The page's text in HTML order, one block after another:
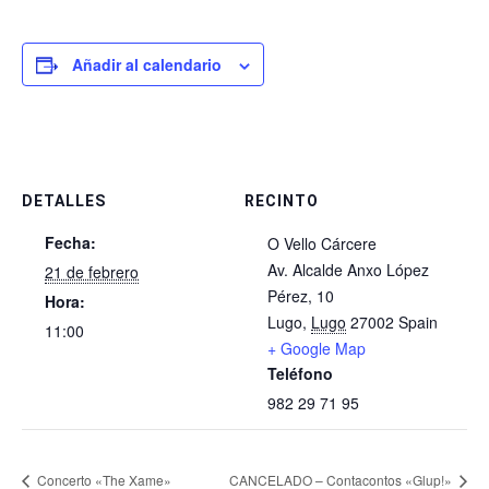
Añadir al calendario
DETALLES
Fecha:
21 de febrero
Hora:
11:00
RECINTO
O Vello Cárcere
Av. Alcalde Anxo López
Pérez, 10
Lugo, Lugo 27002 Spain
+ Google Map
Teléfono
982 29 71 95
Concerto «The Xame» CANCELADO – Contacontos «Glup!»